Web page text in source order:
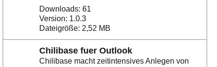
Downloads: 61
Version: 1.0.3
Dateigröße: 2,52 MB
Chilibase fuer Outlook
Chilibase macht zeitintensives Anlegen von